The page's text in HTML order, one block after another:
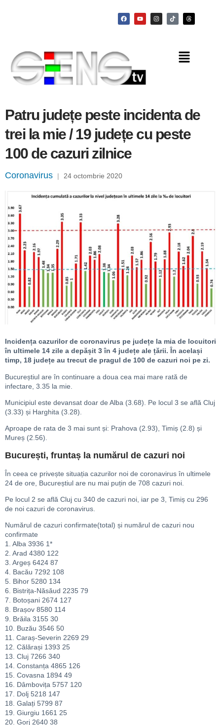
Patru județe peste incidenta de
trei la mie / 19 județe cu peste
100 de cazuri zilnice
Coronavirus | 24 octombrie 2020
Incidența cazurilor de coronavirus pe județe la mia de locuitori
în ultimele 14 zile a depășit 3 în 4 județe ale țării. În același
timp, 18 județe au trecut de pragul de 100 de cazuri noi pe zi.
Bucureștiul are în continuare a doua cea mai mare rată de
infectare, 3.35 la mie.
Municipiul este devansat doar de Alba (3.68). Pe locul 3 se află Cluj
(3.33) și Harghita (3.28).
Aproape de rata de 3 mai sunt și: Prahova (2.93), Timiș (2.8) și
Mureș (2.56).
București, fruntaș la numărul de cazuri noi
În ceea ce privește situația cazurilor noi de coronavirus în ultimele
24 de ore, Bucureștiul are nu mai puțin de 708 cazuri noi.
Pe locul 2 se află Cluj cu 340 de cazuri noi, iar pe 3, Timiș cu 296
de noi cazuri de coronavirus.
Numărul de cazuri confirmate(total) și numărul de cazuri nou
confirmate
1. Alba 3936 1*
2. Arad 4380 122
3. Argeș 6424 87
4. Bacău 7292 108
5. Bihor 5280 134
6. Bistrița-Năsăud 2235 79
7. Botoșani 2674 127
8. Brașov 8580 114
9. Brăila 3155 30
10. Buzău 3546 50
11. Caraș-Severin 2269 29
12. Călărași 1393 25
13. Cluj 7266 340
14. Constanța 4865 126
15. Covasna 1894 49
16. Dâmbovița 5757 120
17. Dolj 5218 147
18. Galați 5799 87
19. Giurgiu 1661 25
20. Gorj 2640 38